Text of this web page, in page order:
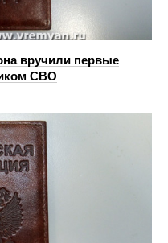
вручили первые
СВО